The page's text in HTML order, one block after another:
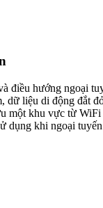
điều hướng ngoại
dữ liệu di động đắt
một khu vực từ
dụng khi ngoại